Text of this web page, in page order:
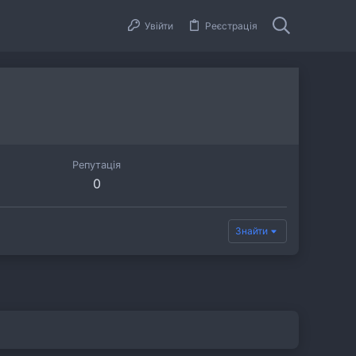
Увійти Реєстрація
Репутація
0
Знайти